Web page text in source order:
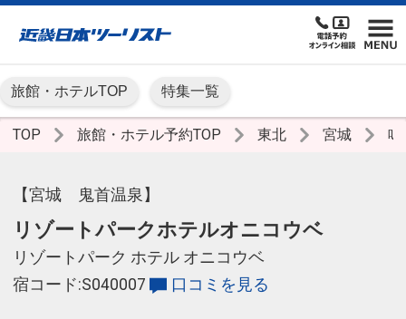
旅館・ホテルTOP 特集一覧
TOP 旅館・ホテル予約TOP 東北 宮城
【宮城 鬼首温泉】
リゾートパークホテルオニコウベ
リゾートパーク ホテル オニコウベ
宿コード:S040007
口コミを見る